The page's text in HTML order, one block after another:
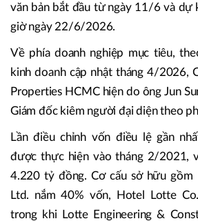
văn bản bắt đầu từ ngày 11/6 và dự
giờ ngày 22/6/2026.
Về phía doanh nghiệp mục tiêu,
kinh doanh cập nhật tháng 4/2026,
Properties HCMC hiện do ông Jun
Giám đốc kiêm người đại diện theo
Lần điều chỉnh vốn điều lệ gần
được thực hiện vào tháng 2/2021,
4.220 tỷ đồng. Cơ cấu sở hữu gồm
Ltd. nắm 40% vốn, Hotel Lotte
trong khi Lotte Engineering &